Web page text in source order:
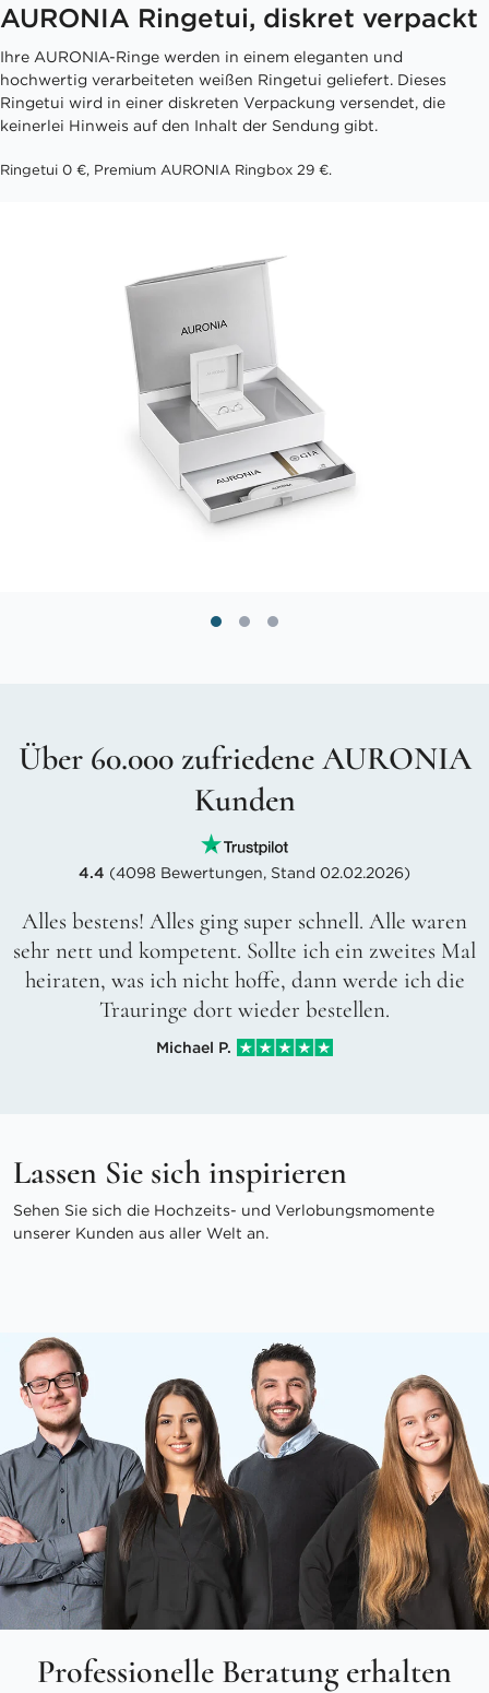
AURONIA Ringetui, diskret verpackt
Ihre AURONIA-Ringe werden in einem eleganten und
hochwertig verarbeiteten weißen Ringetui geliefert. Dieses
Ringetui wird in einer diskreten Verpackung versendet, die
keinerlei Hinweis auf den Inhalt der Sendung gibt.
Ringetui 0 €, Premium AURONIA Ringbox 29 €.
Über 60.000 zufriedene AURONIA
Kunden
4.4 (4098 Bewertungen, Stand 02.02.2026)
Alles bestens! Alles ging super schnell. Alle waren
sehr nett und kompetent. Sollte ich ein zweites Mal
heiraten, was ich nicht hoffe, dann werde ich die
Trauringe dort wieder bestellen.
Michael P.
Lassen Sie sich inspirieren
Sehen Sie sich die Hochzeits- und Verlobungsmomente
unserer Kunden aus aller Welt an.
Professionelle Beratung erhalten